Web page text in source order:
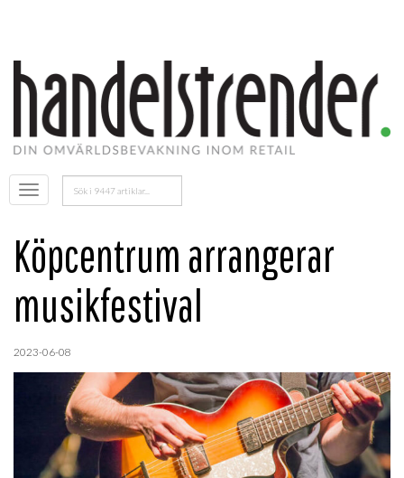
Öppna
menyn
Sök
efter:
Köpcentrum arrangerar
musikfestival
2023-06-08